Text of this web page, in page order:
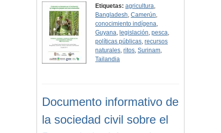
Etiquetas: agricultura,
Bangladesh,Camerún,
conocimiento indígena,
Guyana, legislación,pesca,
políticas públicas,recursos
naturales,ritos,Surinam,
Tailandia
Documento informativo de
la sociedad civil sobre el